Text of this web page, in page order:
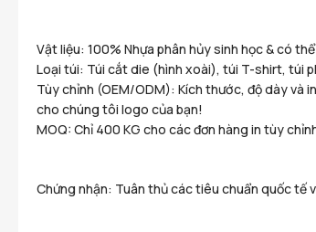
Vật liệu: 100% Nhựa phân hủy sinh học & có
Loại túi: Túi cắt die (hình xoài), túi T-shirt, túi
Tùy chỉnh (OEM/ODM): Kích thước, độ dày và
cho chúng tôi logo của bạn!
MOQ: Chỉ 400 KG cho các đơn hàng in tùy
Chứng nhận: Tuân thủ các tiêu chuẩn quốc tế